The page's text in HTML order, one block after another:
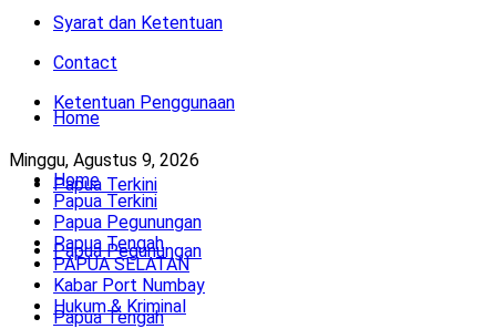
Syarat dan Ketentuan
Contact
Ketentuan Penggunaan
Minggu, Agustus 9, 2026
Home
Papua Terkini
Papua Pegunungan
Papua Tengah
Home
Papua Terkini
Papua Pegunungan
Papua Tengah
PAPUA SELATAN
Kabar Port Numbay
Hukum & Kriminal